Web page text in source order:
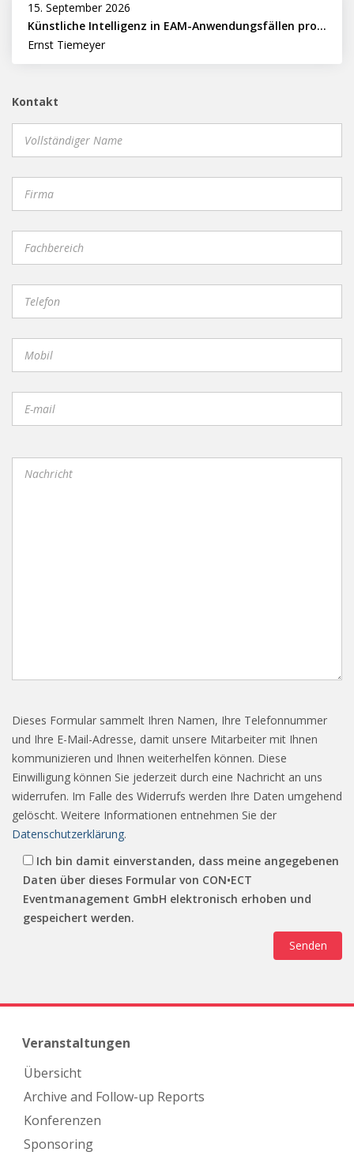
15. September 2026
Künstliche Intelligenz in EAM-Anwendungsfällen professionell nutzen
Ernst Tiemeyer
Kontakt
Dieses Formular sammelt Ihren Namen, Ihre Telefonnummer
und Ihre E-Mail-Adresse, damit unsere Mitarbeiter mit Ihnen
kommunizieren und Ihnen weiterhelfen können. Diese
Einwilligung können Sie jederzeit durch eine Nachricht an uns
widerrufen. Im Falle des Widerrufs werden Ihre Daten umgehend
gelöscht. Weitere Informationen entnehmen Sie der
Datenschutzerklärung.
Ich bin damit einverstanden, dass meine angegebenen
Daten über dieses Formular von CON•ECT
Eventmanagement GmbH elektronisch erhoben und
gespeichert werden.
Veranstaltungen
Übersicht
Archive and Follow-up Reports
Konferenzen
Sponsoring